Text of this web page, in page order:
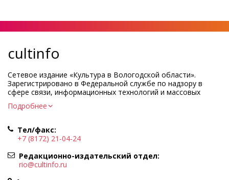
cultinfo
Сетевое издание «Культура в Вологодской области».
Зарегистрировано в Федеральной службе по надзору в
сфере связи, информационных технологий и массовых
коммуникаций.
Регистрационный номер и дата принятия решения о
Учредитель КУ ВО «Информационно-аналитический центр
культуры»
Адрес учредителя и редакции: 160000, Вологодская обл., г.
Вологда, ул. Марии Ульяновой, д.10
Главный редактор — Легчанова Елена Григорьевна
Подробнее
Тел/факс:
+7 (8172) 21-04-24
Редакционно-издательский отдел:
rio@cultinfo.ru